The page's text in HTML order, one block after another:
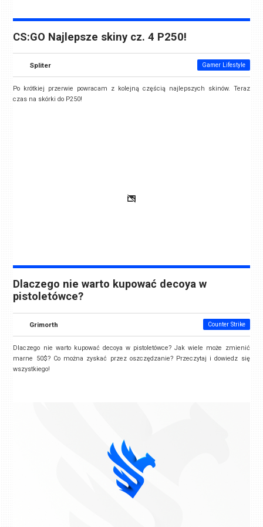
CS:GO Najlepsze skiny cz. 4 P250!
Spliter Gamer Lifestyle
Po krótkiej przerwie powracam z kolejną częścią najlepszych skinów. Teraz
czas na skórki do P250!
Dlaczego nie warto kupować decoya w
pistoletówce?
Grimorth Counter Strike
Dlaczego nie warto kupować decoya w pistoletówce? Jak wiele może zmienić
marne 50$? Co można zyskać przez oszczędzanie? Przeczytaj i dowiedz się
wszystkiego!